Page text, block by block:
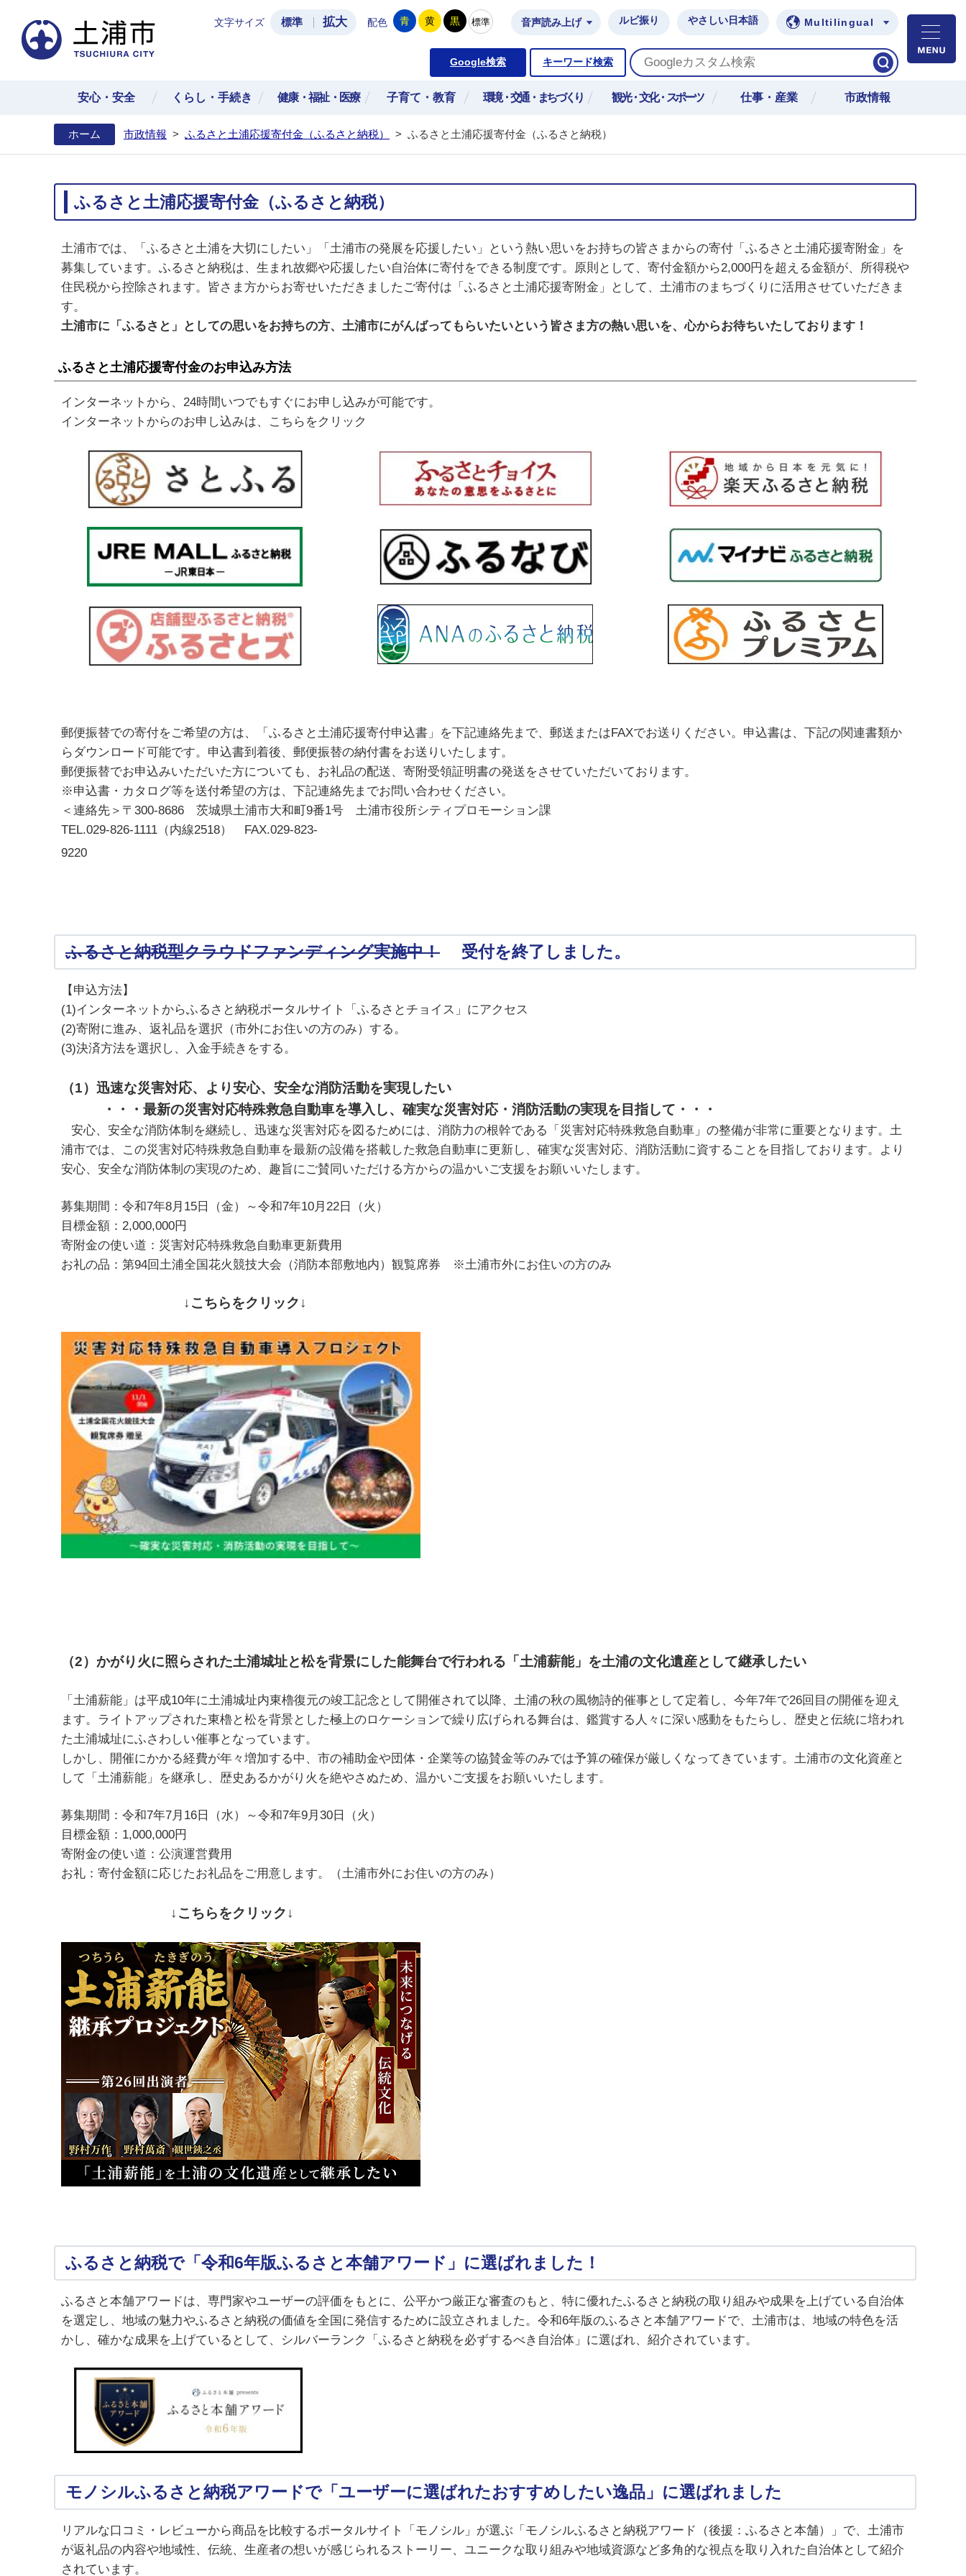
土浦市公式ホームページ
文字サイズ 標準 拡大 配色 青 黄 黒 標準 音声読み上げ ルビ振り やさしい日本語 Multilingual
Google検索 キーワード検索
安心・安全 くらし・手続き 健康・福祉・医療 子育て・教育 環境・交通・まちづくり 観光・文化・スポーツ 仕事・産業 市政情報
ホーム 市政情報 > ふるさと土浦応援寄付金（ふるさと納税） > ふるさと土浦応援寄付金（ふるさと納税）
ふるさと土浦応援寄付金（ふるさと納税）
土浦市では、「ふるさと土浦を大切にしたい」「土浦市の発展を応援したい」という熱い思いをお持ちの皆さまからの寄付「ふるさと土浦応援寄附金」を
募集しています。 ふるさと納税は、生まれ故郷や応援したい自治体に寄付をできる制度です。原則として、寄付金額から2,000円を超える金額が、所得税や
住民税から控除されます。皆さま方からお寄せいただきましたご寄付は「ふるさと土浦応援寄附金」として、土浦市のまちづくりに活用させていただきま
す。
土浦市に「ふるさと」としての思いをお持ちの方、土浦市にがんばってもらいたいという皆さま方の熱い思いを、心からお待ちいたしております！
ふるさと土浦応援寄付金のお申込み方法
インターネットから、24時間いつでもすぐにお申し込みが可能です。
インターネットからのお申し込みは、こちらをクリック
郵便振替での寄付をご希望の方は、「ふるさと土浦応援寄付申込書」を下記連絡先まで、郵送またはFAXでお送りください。申込書は、下記の関連書類か
らダウンロード可能です。申込書到着後、郵便振替の納付書をお送りいたします。
郵便振替でお申込みいただいた方についても、お礼品の配送、寄附受領証明書の発送をさせていただいております。
※申込書・カタログ等を送付希望の方は、下記連絡先までお問い合わせください。
＜連絡先＞〒300-8686 茨城県土浦市大和町9番1号 土浦市役所シティプロモーション課
TEL.029-826-1111（内線2518） FAX.029-823-
9220
ふるさと納税型クラウドファンディング実施中！ 受付を終了しました。
【申込方法】
(1)インターネットからふるさと納税ポータルサイト「ふるさとチョイス」にアクセス
(2)寄附に進み、返礼品を選択（市外にお住いの方のみ）する。
(3)決済方法を選択し、入金手続きをする。
（1）迅速な災害対応、より安心、安全な消防活動を実現したい
・・・最新の災害対応特殊救急自動車を導入し、確実な災害対応・消防活動の実現を目指して・・・
安心、安全な消防体制を継続し、迅速な災害対応を図るためには、消防力の根幹である「災害対応特殊救急自動車」の整備が非常に重要となります。土
浦市では、この災害対応特殊救急自動車を最新の設備を搭載した救急自動車に更新し、確実な災害対応、消防活動に資することを目指しております。より
安心、安全な消防体制の実現のため、趣旨にご賛同いただける方からの温かいご支援をお願いいたします。
募集期間：令和7年8月15日（金）～令和7年10月22日（火）
目標金額：2,000,000円
寄附金の使い道：災害対応特殊救急自動車更新費用
お礼の品：第94回土浦全国花火競技大会（消防本部敷地内）観覧席券 ※土浦市外にお住いの方のみ
↓こちらをクリック↓
（2） かがり火に照らされた土浦城址と松を背景にした能舞台で行われる「土浦薪能」を土浦の文化遺産として継承したい
「土浦薪能」は平成10年に土浦城址内東櫓復元の竣工記念として開催されて以降、土浦の秋の風物詩的催事として定着し、今年7年で26回目の開催を迎え
ます。ライトアップされた東櫓と松を背景とした極上のロケーションで繰り広げられる舞台は、鑑賞する人々に深い感動をもたらし、歴史と伝統に培われ
た土浦城址にふさわしい催事となっています。
しかし、開催にかかる経費が年々増加する中、市の補助金や団体・企業等の協賛金等のみでは予算の確保が厳しくなってきています。土浦市の文化資産と
して「土浦薪能」を継承し、歴史あるかがり火を絶やさぬため、温かいご支援をお願いいたします。
募集期間：令和7年7月16日（水）～令和7年9月30日（火）
目標金額：1,000,000円
寄附金の使い道：公演運営費用
お礼：寄付金額に応じたお礼品をご用意します。（土浦市外にお住いの方のみ）
↓こちらをクリック↓
ふるさと納税で「令和6年版ふるさと本舗アワード」に選ばれました！
ふるさと本舗アワードは、専門家やユーザーの評価をもとに、公平かつ厳正な審査のもと、特に優れたふるさと納税の取り組みや成果を上げている自治体
を選定し、地域の魅力やふるさと納税の価値を全国に発信するために設立されました。令和6年版のふるさと本舗アワードで、土浦市は、地域の特色を活
かし、確かな成果を上げているとして、シルバーランク「ふるさと納税を必ずするべき自治体」に選ばれ、紹介されています。
モノシルふるさと納税アワードで「ユーザーに選ばれたおすすめしたい逸品」に選ばれました
リアルな口コミ・レビューから商品を比較するポータルサイト「モノシル」が選ぶ「モノシルふるさと納税アワード（後援：ふるさと本舗）」で、土浦市
が返礼品の内容や地域性、伝統、生産者の想いが感じられるストーリー、ユニークな取り組みや地域資源など多角的な視点を取り入れた自治体として紹介
されています。